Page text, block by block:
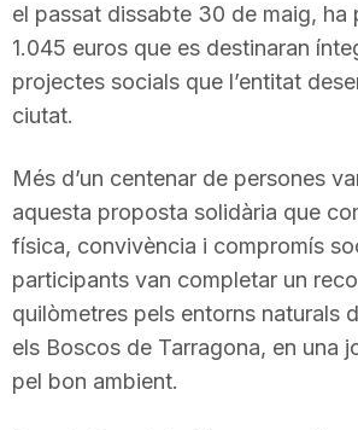
el passat dissabte 30 de maig, ha
1.045 euros que es destinaran
projectes socials que l’entitat
ciutat.
Més d’un centenar de persones
aquesta proposta solidària que
física, convivència i compromís
participants van completar un
quilòmetres pels entorns naturals
els Boscos de Tarragona, en una
pel bon ambient.